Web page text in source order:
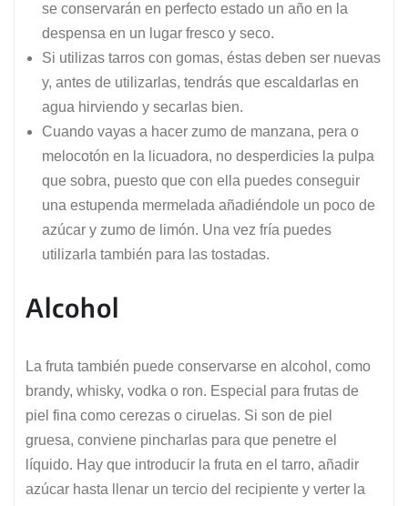
se conservarán en perfecto estado un año en la
despensa en un lugar fresco y seco.
Si utilizas tarros con gomas, éstas deben ser nuevas
y, antes de utilizarlas, tendrás que escaldarlas en
agua hirviendo y secarlas bien.
Cuando vayas a hacer zumo de manzana, pera o
melocotón en la licuadora, no desperdicies la pulpa
que sobra, puesto que con ella puedes conseguir
una estupenda mermelada añadiéndole un poco de
azúcar y zumo de limón. Una vez fría puedes
utilizarla también para las tostadas.
Alcohol
La fruta también puede conservarse en alcohol, como
brandy, whisky, vodka o ron. Especial para frutas de
piel fina como cerezas o ciruelas. Si son de piel
gruesa, conviene pincharlas para que penetre el
líquido. Hay que introducir la fruta en el tarro, añadir
azúcar hasta llenar un tercio del recipiente y verter la